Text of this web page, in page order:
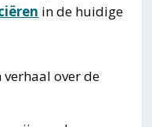
in de huidige
over de